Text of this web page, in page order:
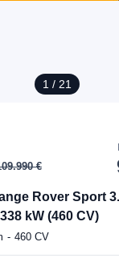
1 / 21
€
Rover Sport
kW (460 CV)
460 CV